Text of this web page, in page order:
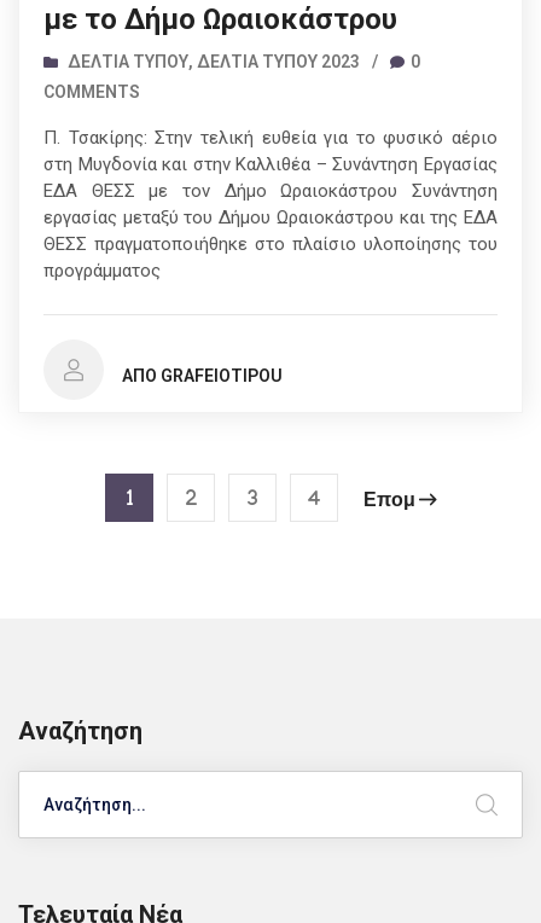
με το Δήμο Ωραιοκάστρου
ΔΕΛΤΊΑ ΤΎΠΟΥ, ΔΕΛΤΊΑ ΤΎΠΟΥ 2023 /
0
COMMENTS
Π. Τσακίρης: Στην τελική ευθεία για το φυσικό αέριο
στη Μυγδονία και στην Καλλιθέα – Συνάντηση Εργασίας
ΕΔΑ ΘΕΣΣ με τον Δήμο Ωραιοκάστρου Συνάντηση
εργασίας μεταξύ του Δήμου Ωραιοκάστρου και της ΕΔΑ
ΘΕΣΣ πραγματοποιήθηκε στο πλαίσιο υλοποίησης του
προγράμματος
ΑΠΌ GRAFEIOTIPOU
1 2 3 4 Επομ
Αναζήτηση
Τελευταία Νέα